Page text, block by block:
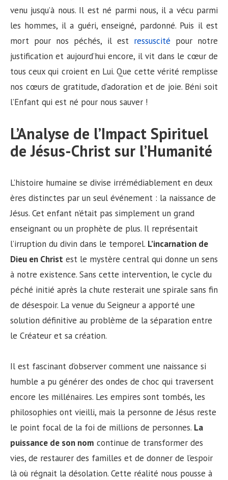
venu jusqu’à nous. Il est né parmi nous, il a vécu parmi
les hommes, il a guéri, enseigné, pardonné. Puis il est
mort pour nos péchés, il est ressuscité pour notre
justification et aujourd’hui encore, il vit dans le cœur de
tous ceux qui croient en Lui. Que cette vérité remplisse
nos cœurs de gratitude, d’adoration et de joie. Béni soit
l’Enfant qui est né pour nous sauver !
L’Analyse de l’Impact Spirituel
de Jésus-Christ sur l’Humanité
L’histoire humaine se divise irrémédiablement en deux
ères distinctes par un seul événement : la naissance de
Jésus. Cet enfant n’était pas simplement un grand
enseignant ou un prophète de plus. Il représentait
l’irruption du divin dans le temporel. L’incarnation de
Dieu en Christ est le mystère central qui donne un sens
à notre existence. Sans cette intervention, le cycle du
péché initié après la chute resterait une spirale sans fin
de désespoir. La venue du Seigneur a apporté une
solution définitive au problème de la séparation entre
le Créateur et sa création.
Il est fascinant d’observer comment une naissance si
humble a pu générer des ondes de choc qui traversent
encore les millénaires. Les empires sont tombés, les
philosophies ont vieilli, mais la personne de Jésus reste
le point focal de la foi de millions de personnes. La
puissance de son nom continue de transformer des
vies, de restaurer des familles et de donner de l’espoir
là où régnait la désolation. Cette réalité nous pousse à